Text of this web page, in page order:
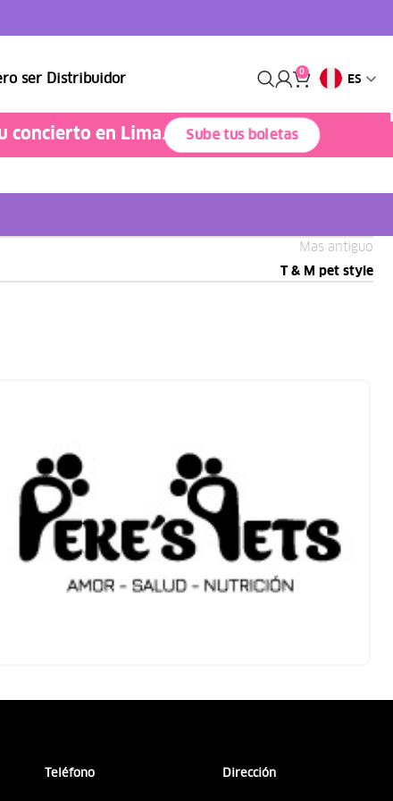
ser Distribuidor 0
ES
concierto en Lima. Sube tus boletas
Mas antiguo
T & M pet style
Teléfono Dirección